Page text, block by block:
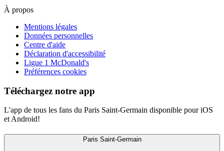
À propos
Mentions légales
Données personnelles
Centre d'aide
Déclaration d'accessibilité
Ligue 1 McDonald's
Préférences cookies
Téléchargez notre app
L'app de tous les fans du Paris Saint-Germain disponible pour iOS
et Android!
Paris Saint-Germain